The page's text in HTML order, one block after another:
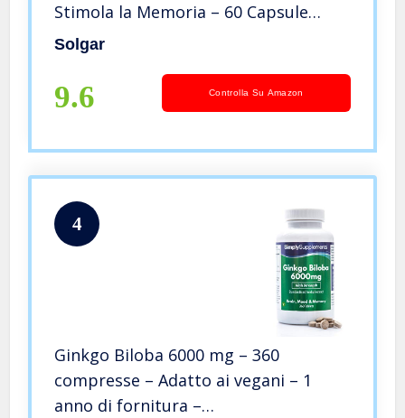
Stimola la Memoria – 60 Capsule
Vegetali
Solgar
9.6 Controlla Su Amazon
4
Ginkgo Biloba 6000 mg – 360
compresse – Adatto ai vegani – 1
anno di fornitura –